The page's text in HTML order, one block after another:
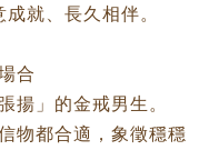
就、長久相伴。
合
揚」的金戒男生。
物都合適，象徵穩穩